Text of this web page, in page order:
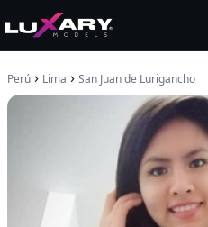
Perú › Lima › San Juan de Lurigancho